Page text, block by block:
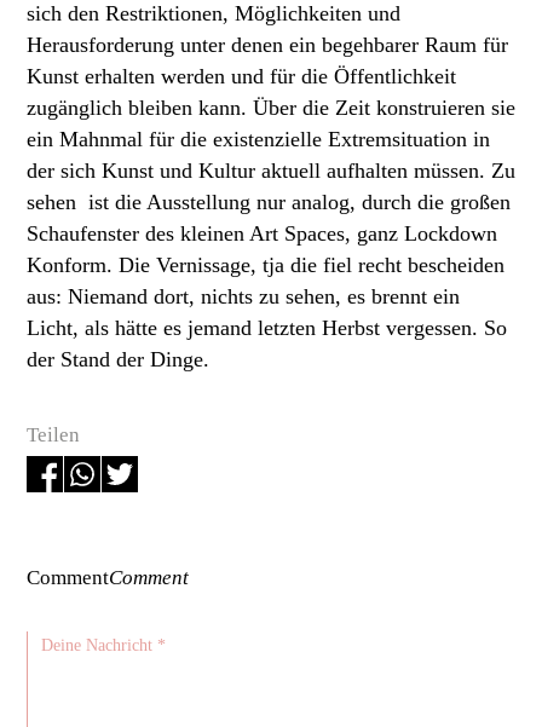
Teilen
sich den Restriktionen, Möglichkeiten und
Herausforderung unter denen ein begehbarer Raum für
Kunst erhalten werden und für die Öffentlichkeit
zugänglich bleiben kann. Über die Zeit konstruieren sie
ein Mahnmal für die existenzielle Extremsituation in
der sich Kunst und Kultur aktuell aufhalten müssen. Zu
sehen ist die Ausstellung nur analog, durch die großen
Schaufenster des kleinen Art Spaces, ganz Lockdown
Konform. Die Vernissage, tja die fiel recht bescheiden
aus: Niemand dort, nichts zu sehen, es brennt ein
Licht, als hätte es jemand letzten Herbst vergessen. So
der Stand der Dinge.
CommentComment